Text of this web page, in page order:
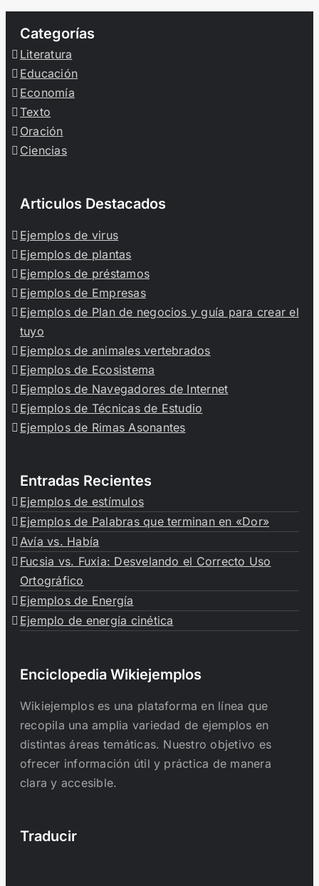
Categorías
Literatura
Educación
Economía
Texto
Oración
Ciencias
Articulos Destacados
Ejemplos de virus
Ejemplos de plantas
Ejemplos de préstamos
Ejemplos de Empresas
Ejemplos de Plan de negocios y guía para crear el
tuyo
Ejemplos de animales vertebrados
Ejemplos de Ecosistema
Ejemplos de Navegadores de Internet
Ejemplos de Técnicas de Estudio
Ejemplos de Rimas Asonantes
Entradas Recientes
Ejemplos de estímulos
Ejemplos de Palabras que terminan en «Dor»
Avía vs. Había
Fucsia vs. Fuxia: Desvelando el Correcto Uso
Ortográfico
Ejemplos de Energía
Ejemplo de energía cinética
Enciclopedia Wikiejemplos
Wikiejemplos es una plataforma en línea que
recopila una amplia variedad de ejemplos en
distintas áreas temáticas. Nuestro objetivo es
ofrecer información útil y práctica de manera
clara y accesible.
Traducir